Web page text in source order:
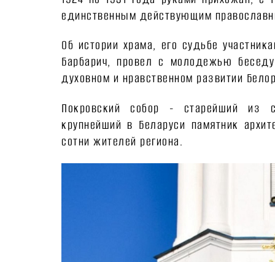
единственным действующим
Об истории храма, его судьбе
Барбарич, провел с молодежью
духовном и нравственном развитии
Покровский собор - старейший из
крупнейший в Беларуси памятник
сотни жителей региона.